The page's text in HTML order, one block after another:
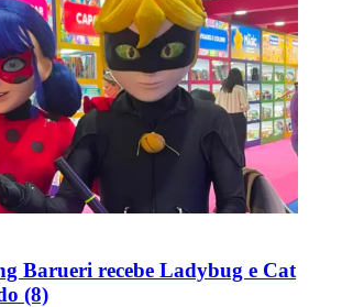
Barueri recebe Ladybug e Cat
(8)